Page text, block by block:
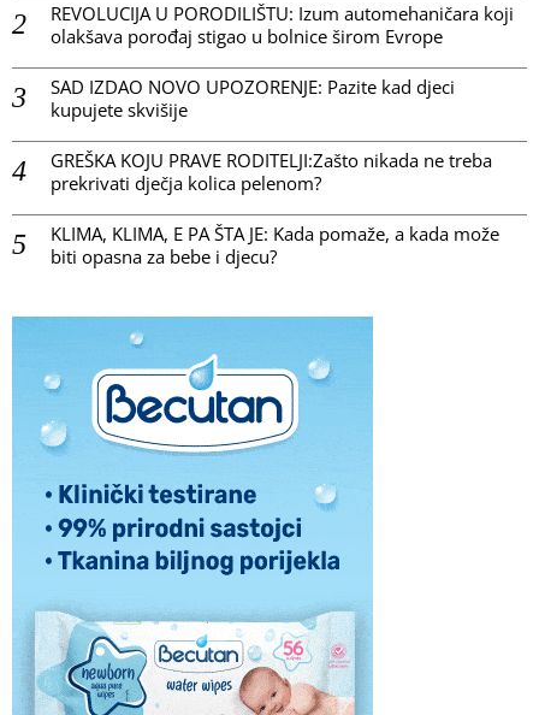
REVOLUCIJA U PORODILIŠTU: Izum automehaničara koji
olakšava porođaj stigao u bolnice širom Evrope
SAD IZDAO NOVO UPOZORENJE: Pazite kad djeci
kupujete skvišije
GREŠKA KOJU PRAVE RODITELJI:Zašto nikada ne treba
prekrivati dječja kolica pelenom?
KLIMA, KLIMA, E PA ŠTA JE: Kada pomaže, a kada može
biti opasna za bebe i djecu?